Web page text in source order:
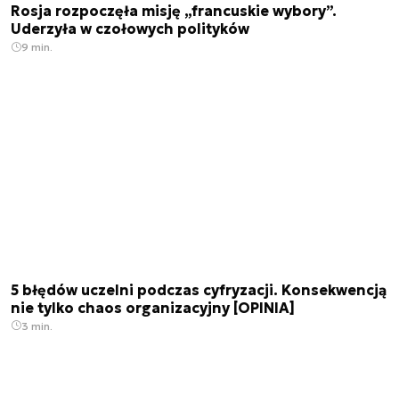
Rosja rozpoczęła misję „francuskie wybory”.
Uderzyła w czołowych polityków
9 min.
5 błędów uczelni podczas cyfryzacji. Konsekwencją
nie tylko chaos organizacyjny [OPINIA]
3 min.